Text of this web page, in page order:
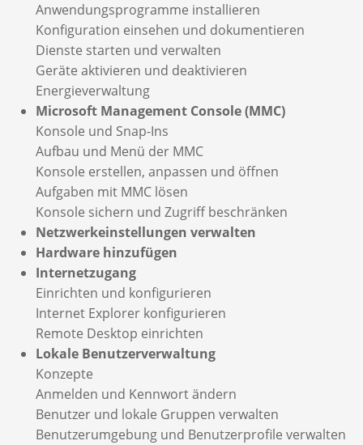
Anwendungsprogramme installieren
Konfiguration einsehen und dokumentieren
Dienste starten und verwalten
Geräte aktivieren und deaktivieren
Energieverwaltung
Microsoft Management Console (MMC)
Konsole und Snap-Ins
Aufbau und Menü der MMC
Konsole erstellen, anpassen und öffnen
Aufgaben mit MMC lösen
Konsole sichern und Zugriff beschränken
Netzwerkeinstellungen verwalten
Hardware hinzufügen
Internetzugang
Einrichten und konfigurieren
Internet Explorer konfigurieren
Remote Desktop einrichten
Lokale Benutzerverwaltung
Konzepte
Anmelden und Kennwort ändern
Benutzer und lokale Gruppen verwalten
Benutzerumgebung und Benutzerprofile verwalten